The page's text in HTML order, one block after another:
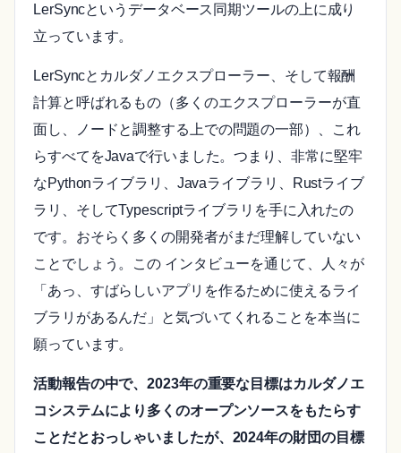
LerSyncというデータベース同期ツールの上に成り
立っています。
LerSyncとカルダノエクスプローラー、そして報酬
計算と呼ばれるもの（多くのエクスプローラーが直
面し、ノードと調整する上での問題の一部）、これ
らすべてをJavaで行いました。つまり、非常に堅牢
なPythonライブラリ、Javaライブラリ、Rustライブ
ラリ、そしてTypescriptライブラリを手に入れたの
です。おそらく多くの開発者がまだ理解していない
ことでしょう。この インタビューを通じて、人々が
「あっ、すばらしいアプリを作るために使えるライ
ブラリがあるんだ」と気づいてくれることを本当に
願っています。
活動報告の中で、2023年の重要な目標はカルダノエ
コシステムにより多くのオープンソースをもたらす
ことだとおっしゃいましたが、2024年の財団の目標